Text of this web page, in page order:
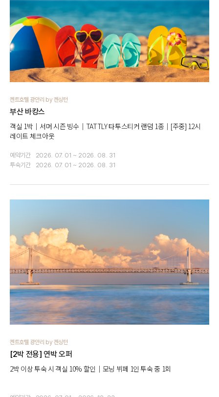
켄트호텔 광안리 by 켄싱턴
부산 바캉스
객실 1박｜서머 시즌 빙수｜TATTLY 타투스티커 랜덤 1종｜[주중] 12시
레이트 체크아웃
예약기간
2026. 07. 01 ~ 2026. 08. 31
투숙기간
2026. 07. 01 ~ 2026. 08. 31
켄트호텔 광안리 by 켄싱턴
[2박 전용] 연박 오퍼
2박 이상 투숙 시 객실 10% 할인｜모닝 뷔페 1인 투숙 중 1회